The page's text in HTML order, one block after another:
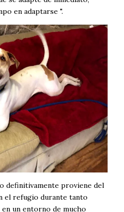
en adaptarse ".
definitivamente proviene del
el refugio durante tanto
un entorno de mucho